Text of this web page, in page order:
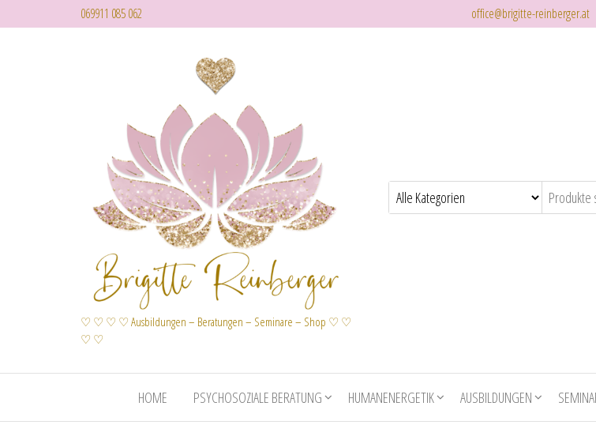
069911 085 062 office@brigitte-reinberger.at
♡ ♡ ♡ ♡ Ausbildungen – Beratungen – Seminare – Shop ♡ ♡
♡ ♡
HOME PSYCHOSOZIALE BERATUNG HUMANENERGETIK AUSBILDUNGEN